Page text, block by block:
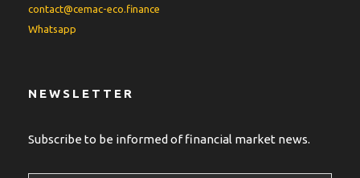
contact@cemac-eco.finance
Whatsapp
NEWSLETTER
Subscribe to be informed of financial market news.